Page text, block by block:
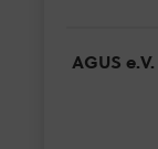
AGUS